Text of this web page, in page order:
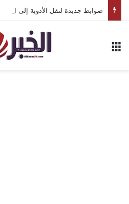
ضوابط جديدة لنقل الأدوية إلى الكويت